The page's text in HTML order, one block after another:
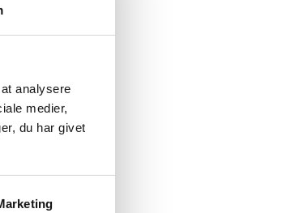
analysere
medier,
du har givet